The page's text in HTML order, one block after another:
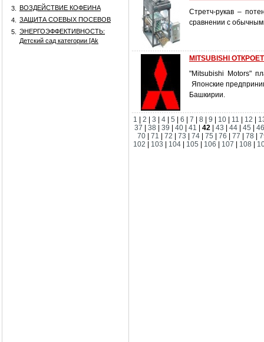
3.
ВОЗДЕЙСТВИЕ КОФЕИНА
4.
ЗАЩИТА СОЕВЫХ ПОСЕВОВ
5.
ЭНЕРГОЭФФЕКТИВНОСТЬ:
Детский сад категории [Аk
Стретч-рукав –
сравнении с
MITSUBISHI
"Mitsubishi Motors"
Японские
Башкирии.
1 2 3 4 5 6 7 8 9 10 11 12
37
|38 |39 |40 |41 |42 |43 |44 |45 |
70
71 72 73 74 75 76 77 78
102
103 104 105 106 107 108